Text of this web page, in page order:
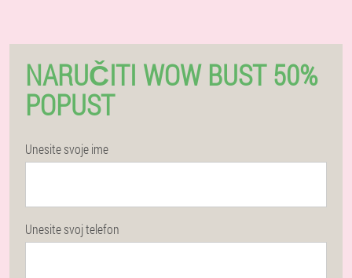
NARUČITI WOW BUST 50%
POPUST
Unesite svoje ime
Unesite svoj telefon